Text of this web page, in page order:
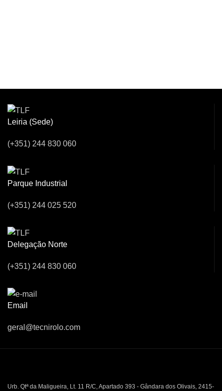
Leiria (Sede)
(+351) 244 830 060
Parque Industrial
(+351) 244 025 520
Delegação Norte
(+351) 244 830 060
Email
geral@tecnirolo.com
Urb. Qtª da Maligueira, Lt. 11 R/C, Apartado 393 - Gândara dos Olivais, 2415-